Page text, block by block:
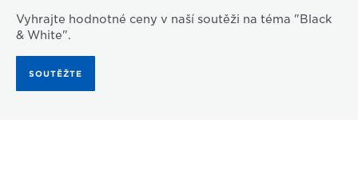
Vyhrajte hodnotné ceny v naší soutěži na téma "Black
& White".
SOUTĚŽTE